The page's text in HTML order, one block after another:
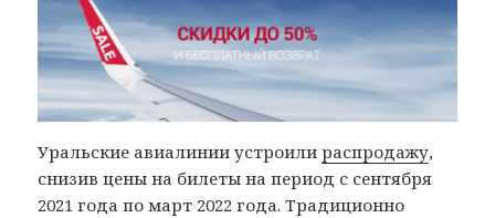
Уральские авиалинии устроилираспродажу,
снизив цены на билеты на период с сентября
2021 года по март 2022 года. Традиционно